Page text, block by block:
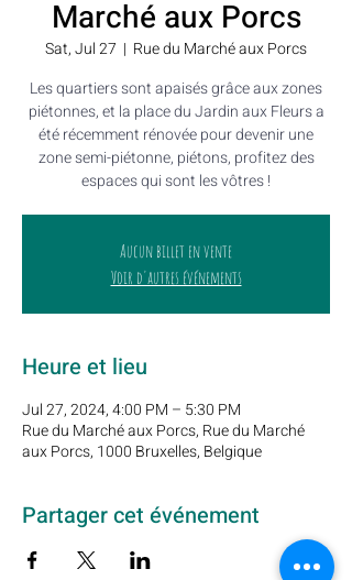
Marché aux Porcs
Sat, Jul 27
  |
Rue du Marché aux Porcs
Les quartiers sont apaisés grâce aux zones
piétonnes, et la place du Jardin aux Fleurs a
été récemment rénovée pour devenir une
zone semi-piétonne, piétons, profitez des
espaces qui sont les vôtres !
Aucun billet en vente
Voir d'autres événements
Heure et lieu
Jul 27, 2024, 4:00 PM – 5:30 PM
Rue du Marché aux Porcs, Rue du Marché
aux Porcs, 1000 Bruxelles, Belgique
Partager cet événement